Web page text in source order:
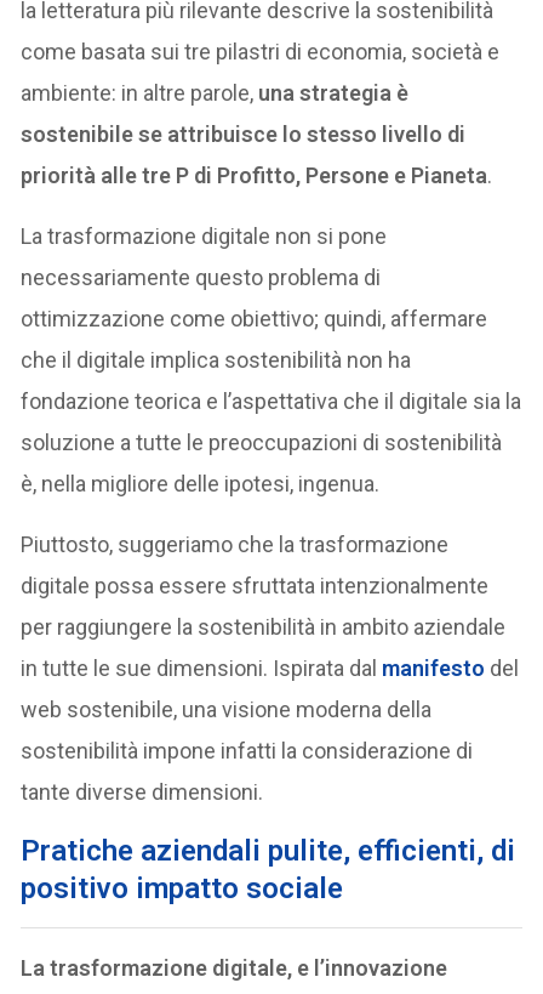
la letteratura più rilevante descrive la sostenibilità
come basata sui tre pilastri di economia, società e
ambiente: in altre parole, una strategia è
sostenibile se attribuisce lo stesso livello di
priorità alle tre P di Profitto, Persone e Pianeta.
La trasformazione digitale non si pone
necessariamente questo problema di
ottimizzazione come obiettivo; quindi, affermare
che il digitale implica sostenibilità non ha
fondazione teorica e l’aspettativa che il digitale sia la
soluzione a tutte le preoccupazioni di sostenibilità
è, nella migliore delle ipotesi, ingenua.
Piuttosto, suggeriamo che la trasformazione
digitale possa essere sfruttata intenzionalmente
per raggiungere la sostenibilità in ambito aziendale
in tutte le sue dimensioni. Ispirata dal manifesto del
web sostenibile, una visione moderna della
sostenibilità impone infatti la considerazione di
tante diverse dimensioni.
Pratiche aziendali pulite, efficienti, di
positivo impatto sociale
La trasformazione digitale, e l’innovazione